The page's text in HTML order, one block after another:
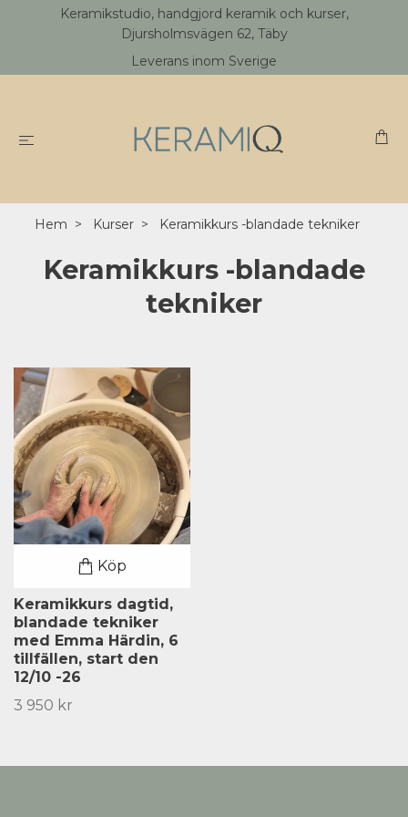
Keramikstudio, handgjord keramik och kurser,
Djursholmsvägen 62, Täby
Leverans inom Sverige
Hem Kurser Keramikkurs -blandade tekniker
Keramikkurs -blandade
tekniker
Köp
Keramikkurs dagtid,
blandade tekniker
med Emma Härdin, 6
tillfällen, start den
12/10 -26
3 950 kr